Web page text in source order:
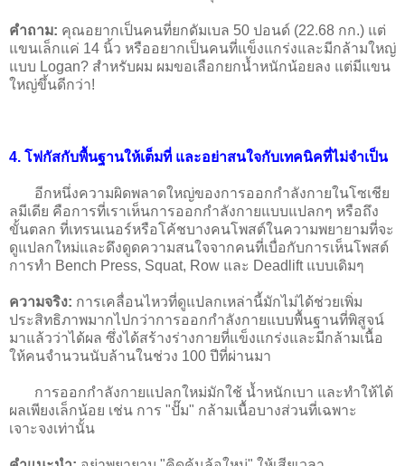
คำถาม: คุณอยากเป็นคนที่ยกดัมเบล 50 ปอนด์ (22.68 กก.) แต่
แขนเล็กแค่ 14 นิ้ว หรืออยากเป็นคนที่แข็งแกร่งและมีกล้ามใหญ่
แบบ Logan? สำหรับผม ผมขอเลือกยกน้ำหนักน้อยลง แต่มีแขน
ใหญ่ขึ้นดีกว่า!
4. โฟกัสกับพื้นฐานให้เต็มที่ และอย่าสนใจกับเทคนิคที่ไม่จำเป็น
อีกหนึ่งความผิดพลาดใหญ่ของการออกกำลังกายในโซเชีย
ลมีเดีย คือการที่เราเห็นการออกกำลังกายแบบแปลกๆ หรือถึง
ขั้นตลก ที่เทรนเนอร์หรือโค้ชบางคนโพสต์ในความพยายามที่จะ
ดูแปลกใหม่และดึงดูดความสนใจจากคนที่เบื่อกับการเห็นโพสต์
การทำ Bench Press, Squat, Row และ Deadlift แบบเดิมๆ
ความจริง: การเคลื่อนไหวที่ดูแปลกเหล่านี้มักไม่ได้ช่วยเพิ่ม
ประสิทธิภาพมากไปกว่าการออกกำลังกายแบบพื้นฐานที่พิสูจน์
มาแล้วว่าได้ผล ซึ่งได้สร้างร่างกายที่แข็งแกร่งและมีกล้ามเนื้อ
ให้คนจำนวนนับล้านในช่วง 100 ปีที่ผ่านมา
การออกกำลังกายแปลกใหม่มักใช้ น้ำหนักเบา และทำให้ได้
ผลเพียงเล็กน้อย เช่น การ "ปั๊ม" กล้ามเนื้อบางส่วนที่เฉพาะ
เจาะจงเท่านั้น